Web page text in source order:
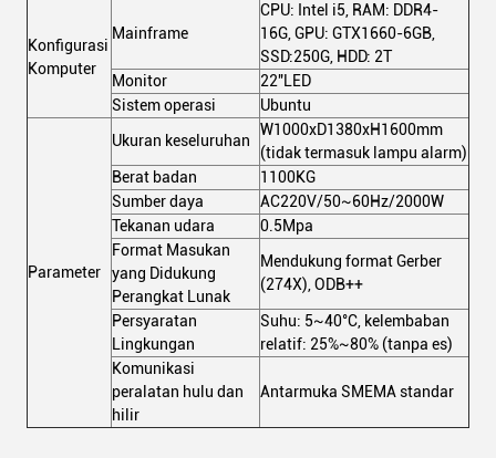
Konfigurasi
Komputer
Mainframe
CPU: Intel i5, RAM: DDR4-
16G, GPU: GTX1660-6GB,
SSD:250G, HDD: 2T
Monitor
22"LED
Sistem operasi
Ubuntu
Parameter
Ukuran keseluruhan
W1000xD1380xH1600mm
(tidak termasuk lampu alarm)
Berat badan
1100KG
Sumber daya
AC220V/50~60Hz/2000W
Tekanan udara
0.5Mpa
Format Masukan
yang Didukung
Perangkat Lunak
Mendukung format Gerber
(274X), ODB++
Persyaratan
Lingkungan
Suhu: 5~40°C, kelembaban
relatif: 25%~80% (tanpa es)
Komunikasi
peralatan hulu dan
hilir
Antarmuka SMEMA standar